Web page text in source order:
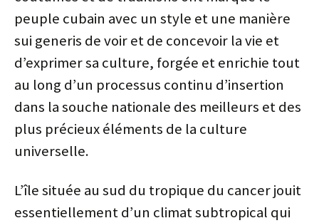
peuple cubain avec un style et une manière
sui generis de voir et de concevoir la vie et
d’exprimer sa culture, forgée et enrichie tout
au long d’un processus continu d’insertion
dans la souche nationale des meilleurs et des
plus précieux éléments de la culture
universelle.
L’île située au sud du tropique du cancer jouit
essentiellement d’un climat subtropical qui